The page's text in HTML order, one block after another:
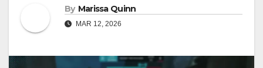
By Marissa Quinn
MAR 12, 2026